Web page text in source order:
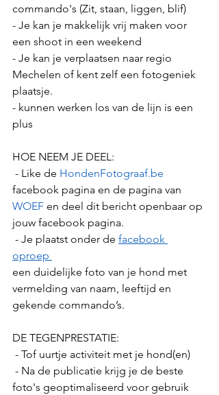
commando's (Zit, staan, liggen, blif)
- Je kan je makkelijk vrij maken voor
een shoot in een weekend
- Je kan je verplaatsen naar regio
Mechelen of kent zelf een fotogeniek
plaatsje.
- kunnen werken los van de lijn is een
plus
HOE NEEM JE DEEL:
- Like de HondenFotograaf.be
facebook pagina en de pagina van
WOEF en deel dit bericht openbaar op
jouw facebook pagina.
- Je plaatst onder de facebook
oproep
een duidelijke foto van je hond met
vermelding van naam, leeftijd en
gekende commando’s.
DE TEGENPRESTATIE:
- Tof uurtje activiteit met je hond(en)
foto's geoptimaliseerd voor gebruik